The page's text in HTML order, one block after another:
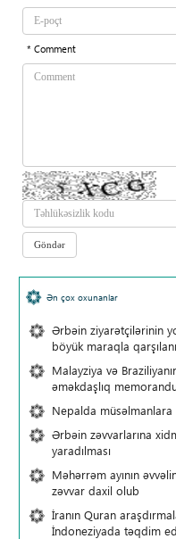
* Comment
Ən çox oxunanlar
Ərbəin ziyarətçilərinin
böyük maraqla
Malayziya və
əməkdaşlıq
Nepalda müsəlmanlara
Ərbəin zəvvarlarına
yaradılması
Məhərrəm ayının
zəvvar daxil olub
İranın Quran
İndoneziyada təqdim